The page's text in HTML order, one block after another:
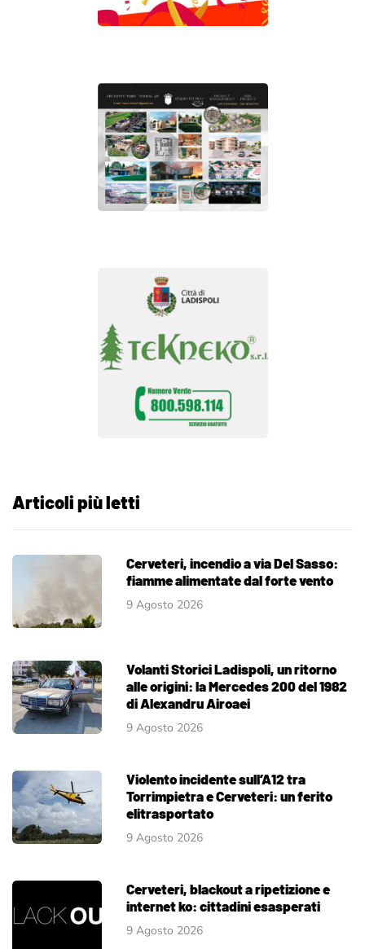
Articoli più letti
Cerveteri, incendio a via Del Sasso:
fiamme alimentate dal forte vento
9 Agosto 2026
Volanti Storici Ladispoli, un ritorno
alle origini: la Mercedes 200 del 1982
di Alexandru Airoaei
9 Agosto 2026
Violento incidente sull’A12 tra
Torrimpietra e Cerveteri: un ferito
elitrasportato
9 Agosto 2026
Cerveteri, blackout a ripetizione e
internet ko: cittadini esasperati
9 Agosto 2026